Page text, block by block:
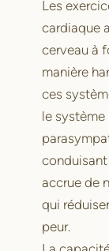
Les
cardiaque
cerveau à
manière
ces
le système
accrue de
qui
peur.